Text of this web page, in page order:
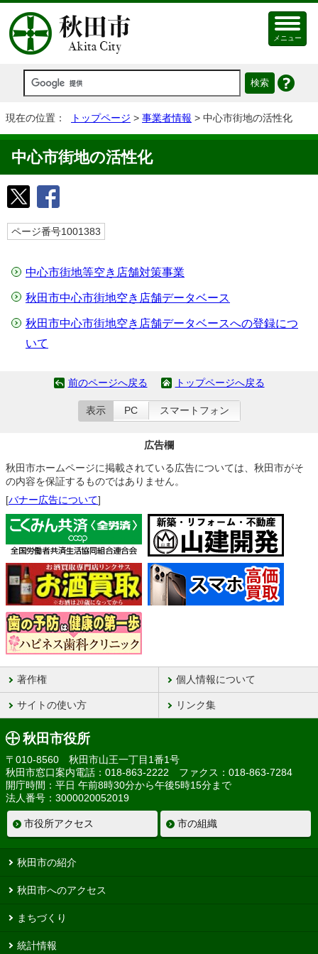
メニュー
現在の位置： トップページ > 事業者情報 > 中心市街地の活性化
中心市街地の活性化
ページ番号1001383
中心市街地等空き店舗対策事業
秋田市中心市街地空き店舗データベース
秋田市中心市街地空き店舗データベースへの登録につ
いて
前のページへ戻る トップページへ戻る
表示 PC スマートフォン
広告欄
秋田市ホームページに掲載されている広告については、秋田市がそ
の内容を保証するものではありません。
[バナー広告について]
著作権 個人情報について
サイトの使い方 リンク集
秋田市役所
〒010-8560 秋田市山王一丁目1番1号
秋田市窓口案内電話：018-863-2222 ファクス：018-863-7284
開庁時間：平日 午前8時30分から午後5時15分まで
法人番号：3000020052019
市役所アクセス 市の組織
秋田市の紹介
秋田市へのアクセス
まちづくり
統計情報